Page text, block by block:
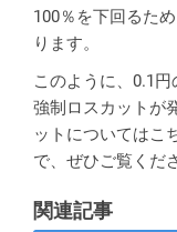
100％を下回るた
ります。
このように、0.1
強制ロスカットが
ットについてはこ
で、ぜひご覧くだ
関連記事